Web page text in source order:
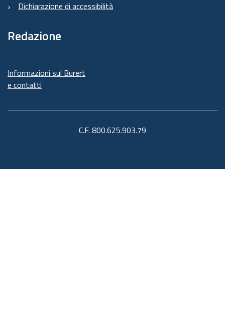
Dichiarazione di accessibilità
Redazione
Informazioni sul Burert
e contatti
C.F. 800.625.903.79